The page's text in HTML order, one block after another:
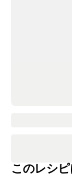
このレシ